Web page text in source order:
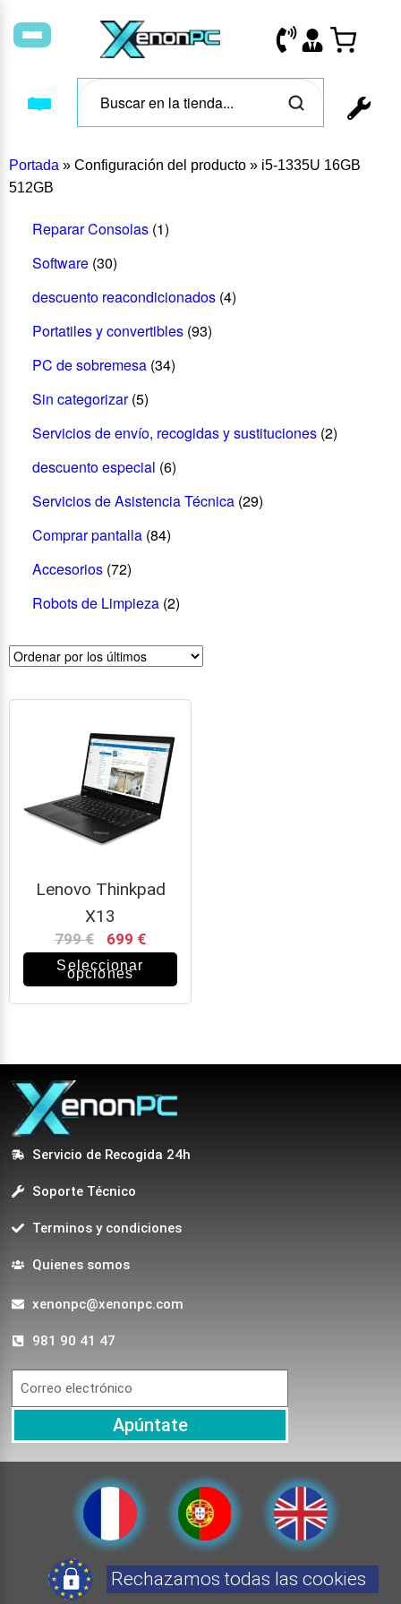
Portada » Configuración del producto » i5-1335U 16GB
512GB
Reparar Consolas (1)
Software (30)
descuento reacondicionados (4)
Portatiles y convertibles (93)
PC de sobremesa (34)
Sin categorizar (5)
Servicios de envío, recogidas y sustituciones (2)
descuento especial (6)
Servicios de Asistencia Técnica (29)
Comprar pantalla (84)
Accesorios (72)
Robots de Limpieza (2)
Lenovo Thinkpad
X13
799€ 699 €
Seleccionar
opciones
Servicio de Recogida 24h
Soporte Técnico
Terminos y condiciones
Quienes somos
xenonpc@xenonpc.com
981 90 41 47
Apúntate
Rechazamos todas las cookies